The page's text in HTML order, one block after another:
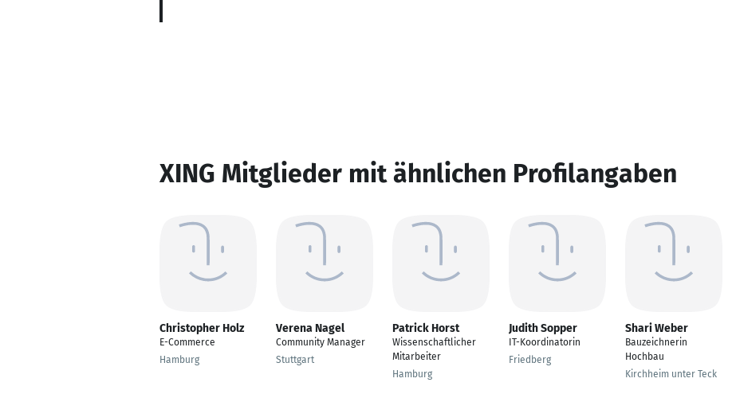
XING Mitglieder mit ähnlichen Profilangaben
Christopher Holz
E-Commerce
Hamburg
Verena Nagel
Community Manager
Stuttgart
Patrick Horst
Wissenschaftlicher
Mitarbeiter
Hamburg
Judith Sopper
IT-Koordinatorin
Friedberg
Shari Weber
Bauzeichnerin
Hochbau
Kirchheim unter Teck